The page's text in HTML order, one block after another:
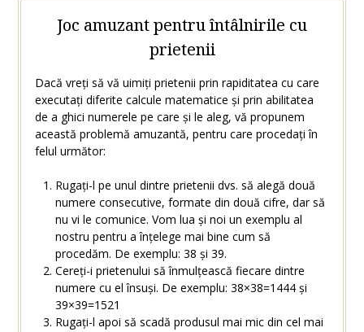
Joc amuzant pentru întâlnirile cu
prietenii
Dacă vreți să vă uimiți prietenii prin rapiditatea cu care
executați diferite calcule matematice și prin abilitatea
de a ghici numerele pe care și le aleg, vă propunem
această problemă amuzantă, pentru care procedați în
felul următor:
Rugați-l pe unul dintre prietenii dvs. să alegă două
numere consecutive, formate din două cifre, dar să
nu vi le comunice. Vom lua și noi un exemplu al
nostru pentru a înțelege mai bine cum să
procedăm. De exemplu: 38 și 39.
Cereți-i prietenului să înmulțească fiecare dintre
numere cu el însuși. De exemplu: 38×38=1444 și
39×39=1521
Rugați-l apoi să scadă produsul mai mic din cel mai